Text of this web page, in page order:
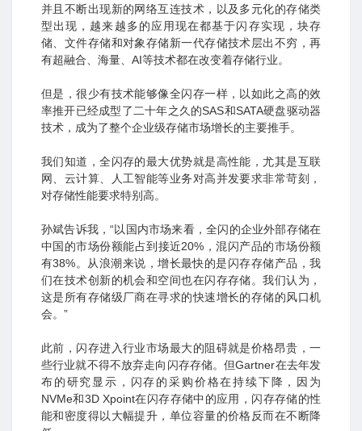
并且不断出现新的网络互连技术，以及多元化的存储类
型出现，越来越多的应用现在都基于闪存实现，块存
储、文件存储和对象存储新一代存储技术层出不穷，再
有超融合、海量、AI等技术都在改变着存储行业。
但是，很少有技术能够像全闪存一样，以如此之高的效
率推开已经成型了二十年之久的SAS和SATA硬盘驱动器
技术，成为了整个企业级存储市场增长的主要推手。
我们知道，全闪存的最大优势就是高性能，尤其是互联
网、云计算、人工智能等业务对高并发要求非常苛刻，
对存储性能要求特别高。
孙斌告诉我，“以国内市场来看，全闪的企业外部存储在
中国的市场份额能占到接近20%，混闪产品的市场份额
有38%。从浪潮来说，增长最快的是闪存存储产品，我
们在技术创新的机会和空间也在闪存存储。我们认为，
这是所有存储级厂商在寻求的快速增长的存储的风口机
会。”
此前，闪存进入行业市场最大的阻碍就是价格昂贵，一
些行业就不得不放弃走向闪存存储。但Gartner在去年发
布的研究显示，闪存的采购价格在持续下降，因为
NVMe和3D Xpoint在闪存存储中的应用，闪存存储的性
能和密度得以大幅提升，单位容量的价格反而在不断降